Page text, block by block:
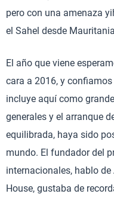
pero con una amenaza
el Sahel desde
El año que viene
cara a 2016, y
incluye aquí como
generales y el arranque
equilibrada, haya sido
mundo. El fundador del
internacionales, hablo
House, gustaba de